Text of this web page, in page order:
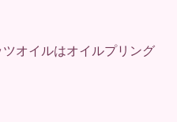
オイルはオイルプリング